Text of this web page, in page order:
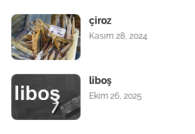
çiroz
Kasım 28, 2024
liboş
Ekim 26, 2025